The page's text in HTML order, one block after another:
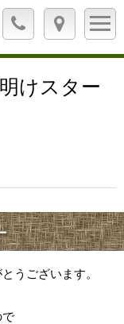
けスター
うございます。
で